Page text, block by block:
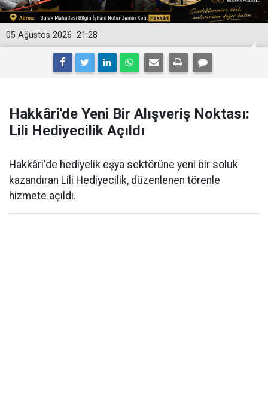
21:28
05 Ağustos 2026
Hakkâri'de Yeni Bir Alışveriş Noktası:
Lili Hediyecilik Açıldı
Hakkâri'de hediyelik eşya sektörüne yeni bir soluk
kazandıran Lili Hediyecilik, düzenlenen törenle
hizmete açıldı.